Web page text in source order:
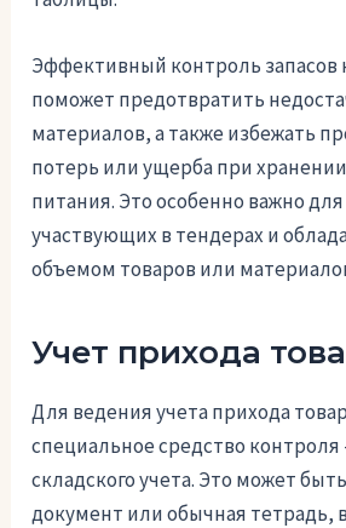
Эффективный контроль запасов
поможет предотвратить
материалов, а также избежать
потерь или ущерба при
питания. Это особенно важно
участвующих в тендерах и
объемом товаров или
Учет прихода
Для ведения учета прихода
специальное средство
складского учета. Это может
документ или обычная тетрадь,